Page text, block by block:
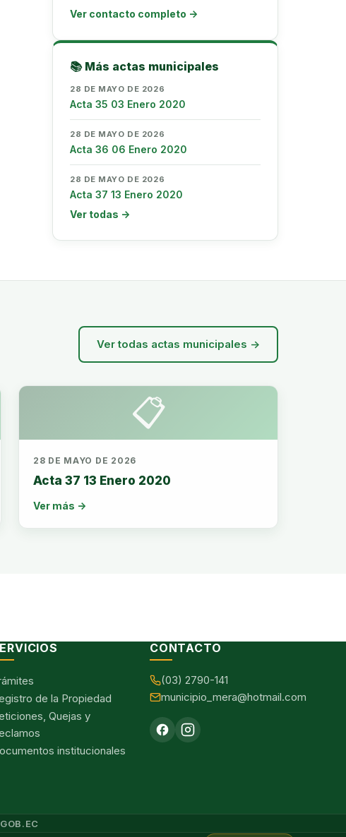
Ver contacto completo →
📚 Más actas municipales
28 DE MAYO DE 2026
Acta 35 03 Enero 2020
28 DE MAYO DE 2026
Acta 36 06 Enero 2020
28 DE MAYO DE 2026
Acta 37 13 Enero 2020
Ver todas →
Ver todas actas municipales →
📋
28 DE MAYO DE 2026
Acta 37 13 Enero 2020
Ver más →
de la Propiedad
Quejas y
institucionales
CONTACTO
(03) 2790-141
municipio_mera@hotmail.com
GOB.EC